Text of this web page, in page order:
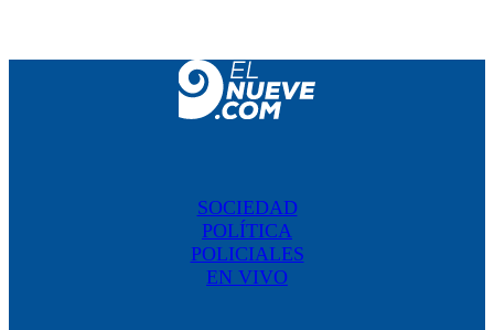
SOCIEDAD
POLÍTICA
POLICIALES
EN VIVO